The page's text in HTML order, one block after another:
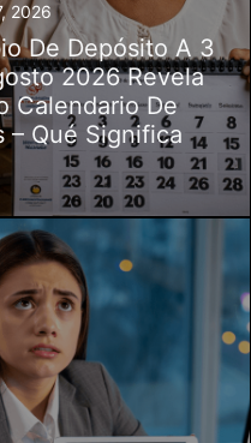
2026
De Depósito A 3
2026 Revela
Calendario De
– Qué Significa